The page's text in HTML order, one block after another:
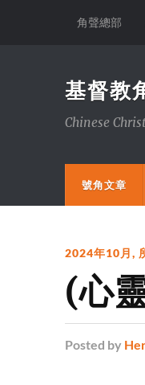
角聲總部
基督教
Chinese
號角文章
2024年10月,
(心
Posted by